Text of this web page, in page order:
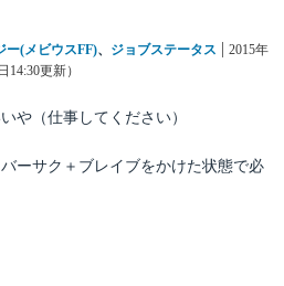
ー(メビウスFF)、 ジョブステータス
投
2015年
14:30更新）
や（仕事してください）
ーサク＋ブレイブをかけた状態で必